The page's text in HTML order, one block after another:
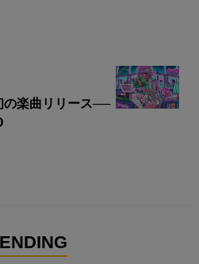
の楽曲リリース──